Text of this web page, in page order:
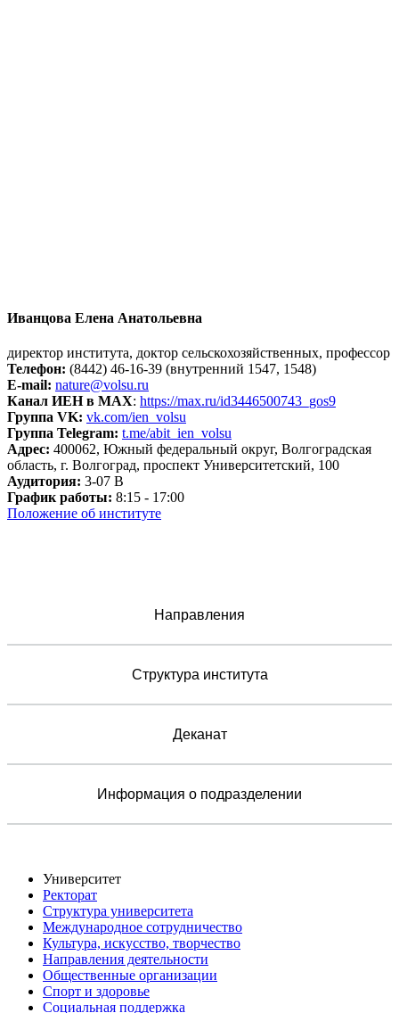
Иванцова Елена Анатольевна
директор института, доктор сельскохозяйственных, профессор
Телефон: (8442) 46-16-39 (внутренний 1547, 1548)
E-mail: nature@volsu.ru
Канал ИЕН в МАХ: https://max.ru/id3446500743_gos9
Группа VK: vk.com/ien_volsu
Группа Telegram: t.me/abit_ien_volsu
Адрес: 400062, Южный федеральный округ, Волгоградская
область, г. Волгоград, проспект Университетский, 100
Аудитория: 3-07 В
График работы: 8:15 - 17:00
Положение об институте
Направления
Структура института
Деканат
Информация о подразделении
Университет
Ректорат
Структура университета
Международное сотрудничество
Культура, искусство, творчество
Направления деятельности
Общественные организации
Спорт и здоровье
Социальная поддержка